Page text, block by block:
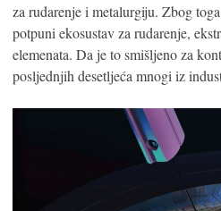
za rudarenje i metalurgiju. Zbog
potpuni ekosustav za rudarenje,
elemenata. Da je to smišljeno za
posljednjih desetljeća mnogi iz